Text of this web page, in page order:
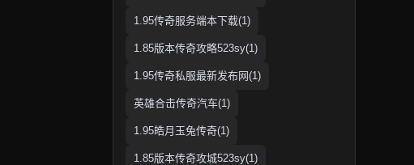
1.95传奇服务端本下载(1)
1.85版本传奇攻略523sy(1)
1.95传奇私服最新发布网(1)
英雄合击传奇汽车(1)
1.95皓月玉兔传奇(1)
1.85版本传奇攻城523sy(1)